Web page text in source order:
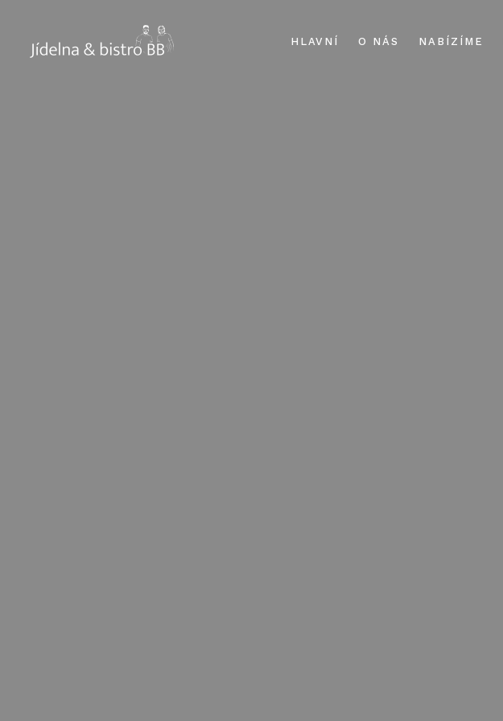
HLAVNÍ O NÁS NABÍZÍME